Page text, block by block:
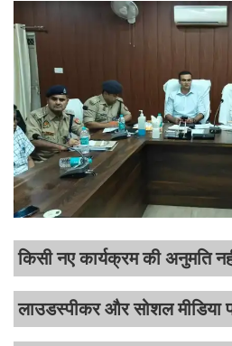
किसी नए कार्यक्रम की अनुमति
लाउडस्पीकर और सोशल मीडिया